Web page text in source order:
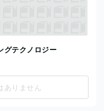
グテクノロジー
ありません